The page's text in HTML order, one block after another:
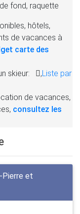
fond, raquette
hôtels,
de vacances à
carte des
skieur:
,Liste par
de vacances,
consultez les
Pierre et